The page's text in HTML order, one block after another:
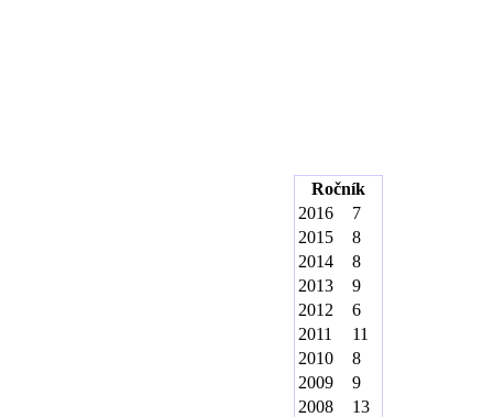
Ročník
2016
7
2015
8
2014
8
2013
9
2012
6
2011
11
2010
8
2009
9
2008
13